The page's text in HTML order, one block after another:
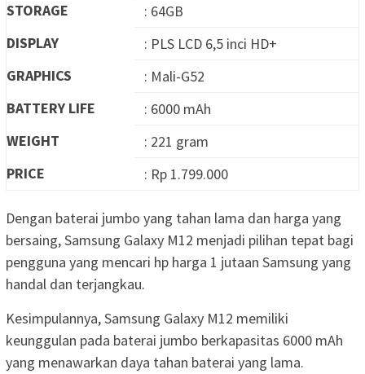
STORAGE
: 64GB
DISPLAY
: PLS LCD 6,5 inci HD+
GRAPHICS
: Mali-G52
BATTERY LIFE
: 6000 mAh
WEIGHT
: 221 gram
PRICE
: Rp 1.799.000
Dengan baterai jumbo yang tahan lama dan harga yang
bersaing, Samsung Galaxy M12 menjadi pilihan tepat bagi
pengguna yang mencari hp harga 1 jutaan Samsung yang
handal dan terjangkau.
Kesimpulannya, Samsung Galaxy M12 memiliki
keunggulan pada baterai jumbo berkapasitas 6000 mAh
yang menawarkan daya tahan baterai yang lama.